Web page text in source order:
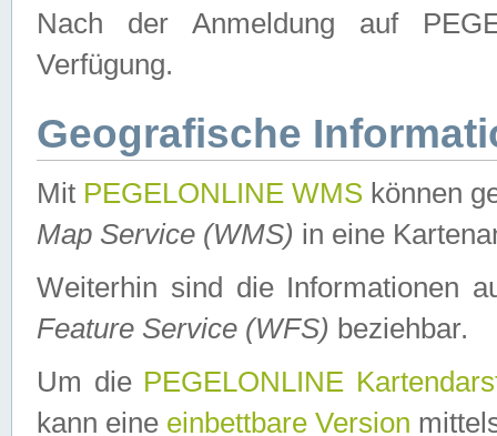
Nach der Anmeldung auf
Verfügung.
Geografische
Mit PEGELONLINE WMS können
Map Service (WMS) in eine
Weiterhin sind die Informationen
Feature Service (WFS) beziehbar.
Um die PEGELONLINE
kann eine einbettbare Version